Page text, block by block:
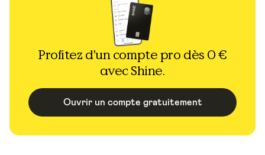
Profitez d'un compte pro dès 0 €
avec Shine.
Ouvrir un compte gratuitement